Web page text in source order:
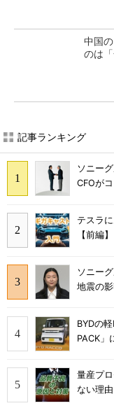
中国
のは
記事ランキング
ソニー
CFOが
テスラ
【前編】
ソニー
地震の
BYDの
PACK」
量産プ
ない理由